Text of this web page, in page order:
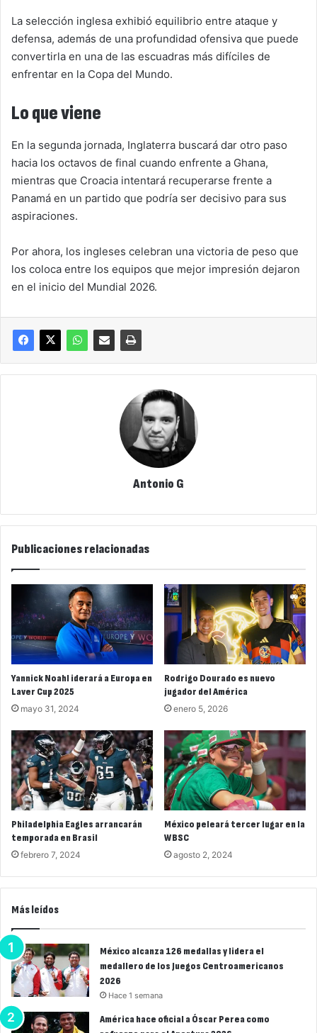
La selección inglesa exhibió equilibrio entre ataque y
defensa, además de una profundidad ofensiva que puede
convertirla en una de las escuadras más difíciles de
enfrentar en la Copa del Mundo.
Lo que viene
En la segunda jornada, Inglaterra buscará dar otro paso
hacia los octavos de final cuando enfrente a Ghana,
mientras que Croacia intentará recuperarse frente a
Panamá en un partido que podría ser decisivo para sus
aspiraciones.
Por ahora, los ingleses celebran una victoria de peso que
los coloca entre los equipos que mejor impresión dejaron
en el inicio del Mundial 2026.
Antonio G
Publicaciones relacionadas
Yannick Noahl iderará a Europa en
Laver Cup 2025
mayo 31, 2024
Rodrigo Dourado es nuevo
jugador del América
enero 5, 2026
Philadelphia Eagles arrancarán
temporada en Brasil
febrero 7, 2024
México peleará tercer lugar en la
WBSC
agosto 2, 2024
Más leídos
México alcanza 126 medallas y lidera el
medallero de los Juegos Centroamericanos
2026
Hace 1 semana
América hace oficial a Óscar Perea como